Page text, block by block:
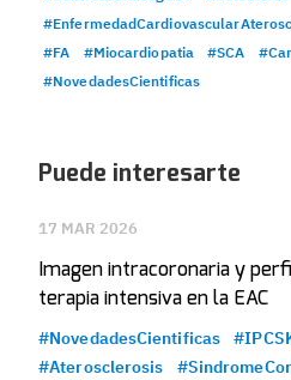
#FA
#Miocardiopatia #SCA
#NovedadesCientificas
Puede interesarte
17 MAR 2026
Imagen intracoronaria y
terapia intensiva en la EAC
#NovedadesCientificas
#Aterosclerosis